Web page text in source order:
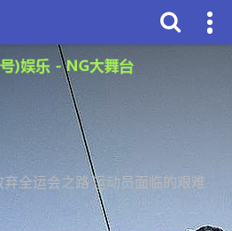
全运会之路 运动员面临的艰难